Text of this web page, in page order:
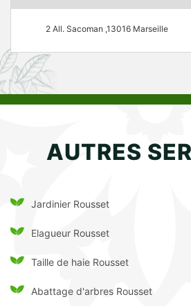
2 All. Sacoman ,13016 Marseille
AUTRES
Jardinier Rousset
Elagueur Rousset
Taille de haie Rousset
Abattage d'arbres Rousset